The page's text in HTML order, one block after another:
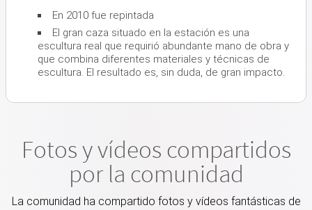
En 2010 fue repintada
El gran caza situado en la estación es una
escultura real que requirió abundante mano de obra y
que combina diferentes materiales y técnicas de
escultura. El resultado es, sin duda, de gran impacto.
Fotos y vídeos compartidos
por la comunidad
La comunidad ha compartido fotos y vídeos fantásticas de